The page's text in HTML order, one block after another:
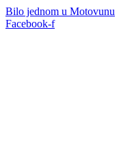
Bilo jednom u Motovunu
Facebook-f